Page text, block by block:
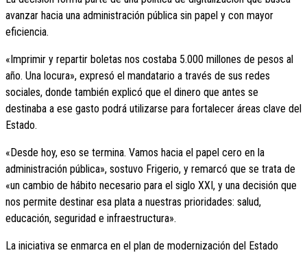
avanzar hacia una administración pública sin papel y con mayor
eficiencia.
«Imprimir y repartir boletas nos costaba 5.000 millones de pesos al
año. Una locura», expresó el mandatario a través de sus redes
sociales, donde también explicó que el dinero que antes se
destinaba a ese gasto podrá utilizarse para fortalecer áreas clave del
Estado.
«Desde hoy, eso se termina. Vamos hacia el papel cero en la
administración pública», sostuvo Frigerio, y remarcó que se trata de
«un cambio de hábito necesario para el siglo XXI, y una decisión que
nos permite destinar esa plata a nuestras prioridades: salud,
educación, seguridad e infraestructura».
La iniciativa se enmarca en el plan de modernización del Estado